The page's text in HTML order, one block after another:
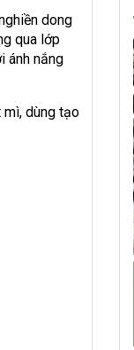
dong
qua lớp
ánh nắng
dùng tạo